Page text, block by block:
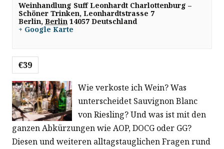
Weinhandlung Suff Leonhardt Charlottenburg –
Schöner Trinken,Leonhardtstrasse 7
Berlin, Berlin 14057 Deutschland
+ Google Karte
€39
Wie verkoste ich Wein? Was
unterscheidet Sauvignon Blanc
von Riesling? Und was ist mit den
ganzen Abkürzungen wie AOP, DOCG oder GG?
Diesen und weiteren alltagstauglichen Fragen rund